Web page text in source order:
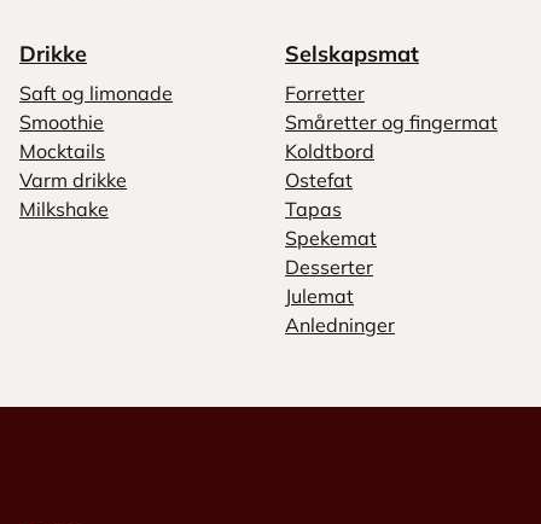
Drikke
Saft og limonade
Smoothie
Mocktails
Varm drikke
Milkshake
Selskapsmat
Forretter
Småretter og fingermat
Koldtbord
Ostefat
Tapas
Spekemat
Desserter
Julemat
Anledninger